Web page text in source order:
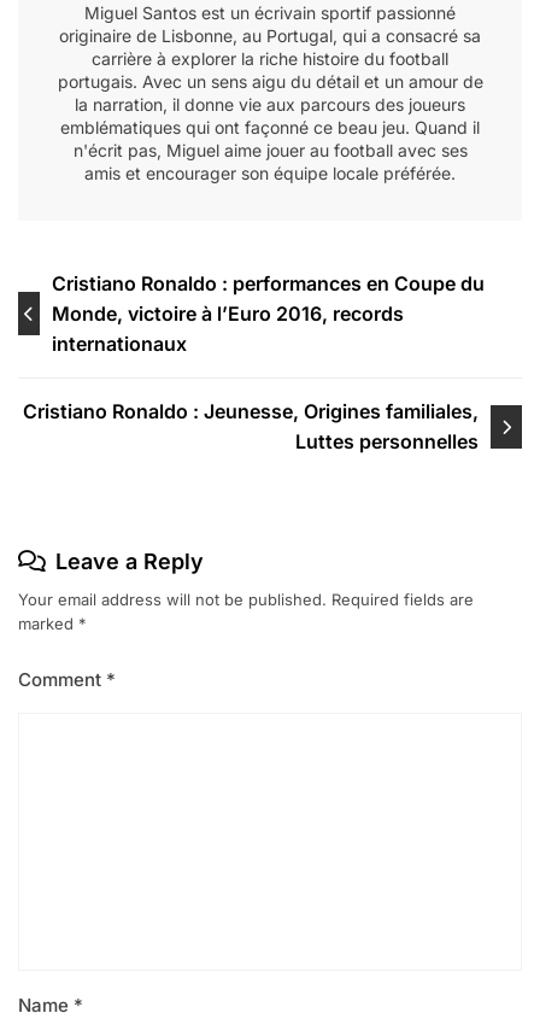
Miguel Santos est un écrivain sportif passionné
originaire de Lisbonne, au Portugal, qui a consacré sa
carrière à explorer la riche histoire du football
portugais. Avec un sens aigu du détail et un amour de
la narration, il donne vie aux parcours des joueurs
emblématiques qui ont façonné ce beau jeu. Quand il
n'écrit pas, Miguel aime jouer au football avec ses
amis et encourager son équipe locale préférée.
Post
navigation
Cristiano Ronaldo : performances en Coupe du
Monde, victoire à l’Euro 2016, records
internationaux
Cristiano Ronaldo : Jeunesse, Origines familiales,
Luttes personnelles
Leave a Reply
Your email address will not be published. Required fields are
marked *
Comment *
Name *